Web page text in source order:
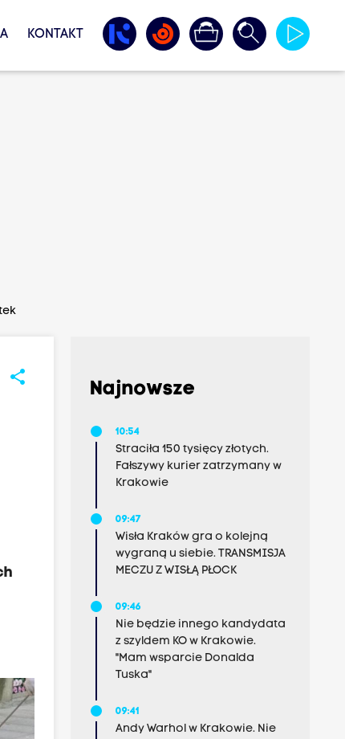
KONTAKT
share
Najnowsze
10:54
Straciła 150 tysięcy złotych.
Fałszywy kurier zatrzymany w
Krakowie
09:47
Wisła Kraków gra o kolejną
wygraną u siebie. TRANSMISJA
MECZU Z WISŁĄ PŁOCK
09:46
Nie będzie innego kandydata
z szyldem KO w Krakowie.
"Mam wsparcie Donalda
Tuska"
09:41
Andy Warhol w Krakowie. Nie